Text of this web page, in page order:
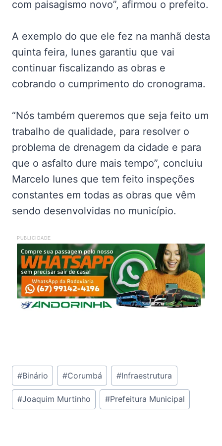
com paisagismo novo”, afirmou o prefeito.
A exemplo do que ele fez na manhã desta
quinta feira, Iunes garantiu que vai
continuar fiscalizando as obras e
cobrando o cumprimento do cronograma.
“Nós também queremos que seja feito um
trabalho de qualidade, para resolver o
problema de drenagem da cidade e para
que o asfalto dure mais tempo”, concluiu
Marcelo Iunes que tem feito inspeções
constantes em todas as obras que vêm
sendo desenvolvidas no município.
PUBLICIDADE
Tags
do
Post:
#Binário #Corumbá #Infraestrutura
#Joaquim Murtinho #Prefeitura Municipal